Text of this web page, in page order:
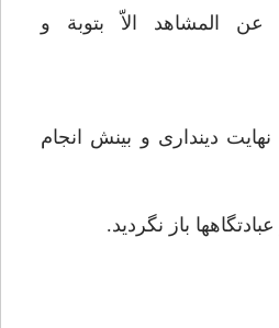
عن المشاهد الاّ بتوبة و
ديندارى و بينش انجام
باز نگرديد.